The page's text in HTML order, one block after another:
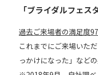
「ブライダルフェ
過去ご来場者の満足度
これまでにご来場いた
っかけになった」など